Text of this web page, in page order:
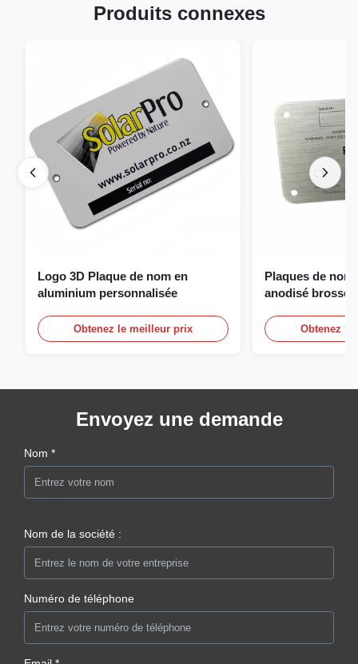
Produits connexes
Logo 3D Plaque de nom en
aluminium personnalisée
Obtenez le meilleur prix
Plaques de
anodisé brossé
Obtenez
Envoyez une demande
Nom *
Nom de la société :
Numéro de téléphone